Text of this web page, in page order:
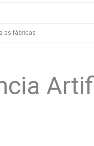
as fábricas